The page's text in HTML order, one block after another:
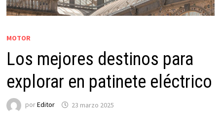
MOTOR
Los mejores destinos para
explorar en patinete eléctrico
porEditor 23 marzo 2025